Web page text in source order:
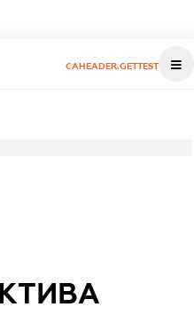
CAHEADER.GETTEST